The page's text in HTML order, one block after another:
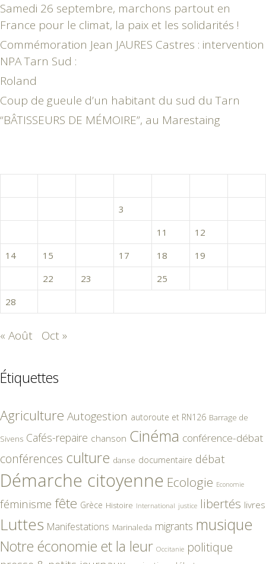
Samedi 26 septembre, marchons partout en
France pour le climat, la paix et les solidarités !
Commémoration Jean JAURES Castres : intervention
NPA Tarn Sud :
Roland
Coup de gueule d’un habitant du sud du Tarn
“BÂTISSEURS DE MÉMOIRE”, au Marestaing
3
11 12
14
15 17 18 19
22 23 25
28
« Août Oct »
Étiquettes
Agriculture Autogestion autoroute et RN126 Barrage de
Sivens Cafés-repaire chanson Cinéma conférence-débat
conférences culture danse documentaire débat
Démarche citoyenne Ecologie Economie
féminisme fête Grèce Histoire International justice libertés livres
Luttes Manifestations Marinaleda migrants musique
Notre économie et la leur Occitanie politique